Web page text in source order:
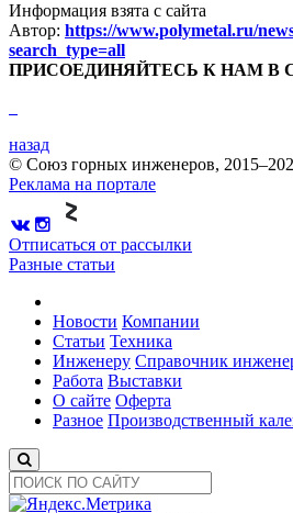
Информация взята с сайта
Автор: https://www.polymetal.ru/
search_type=all
ПРИСОЕДИНЯЙТЕСЬ К НАМ В
назад
© Союз горных инженеров,
Реклама на портале
Отписаться от рассылки
Разные статьи
Новости Компании
Статьи Техника
Инженеру Справочник
Работа Выставки
О сайте Оферта
Разное Производственный